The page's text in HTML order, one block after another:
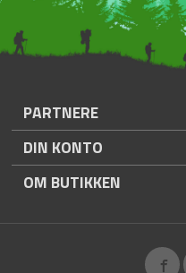
PARTNERE
DIN KONTO
OM BUTIKKEN